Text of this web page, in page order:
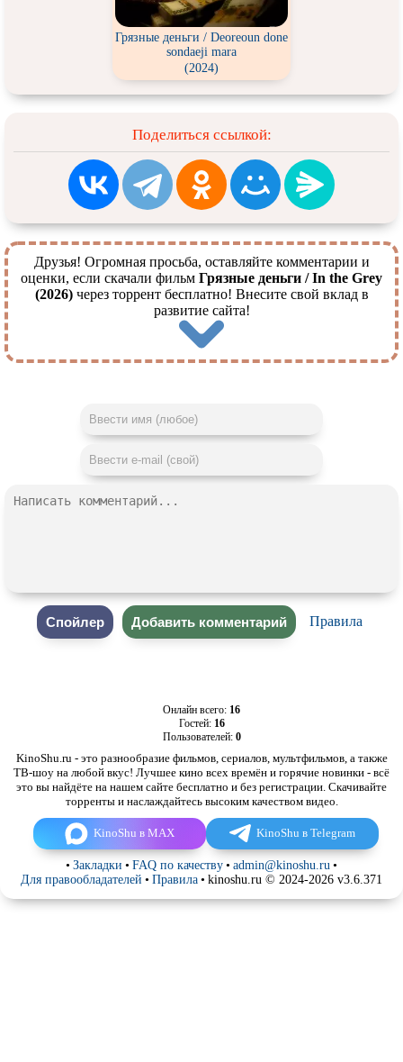
Грязные деньги / Deoreoun done
sondaeji mara
(2024)
Поделиться ссылкой:
Друзья! Огромная просьба, оставляйте комментарии и
оценки, если скачали фильм Грязные деньги / In the Grey
(2026)через торрент бесплатно! Внесите свой вклад в
развитие сайта!
Правила
Онлайн всего: 16
Гостей: 16
Пользователей: 0
KinoShu.ru - это разнообразие фильмов, сериалов, мультфильмов, а также
ТВ-шоу на любой вкус! Лучшее кино всех времён и горячие новинки - всё
это вы найдёте на нашем сайте бесплатно и без регистрации. Скачивайте
торренты и наслаждайтесь высоким качеством видео.
KinoShu в MAX KinoShu в Telegram
• Закладки • FAQ по качеству • admin@kinoshu.ru •
Для правообладателей • Правила • kinoshu.ru © 2024-2026 v3.6.371